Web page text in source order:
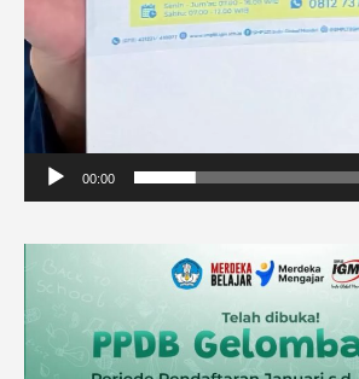
00:00